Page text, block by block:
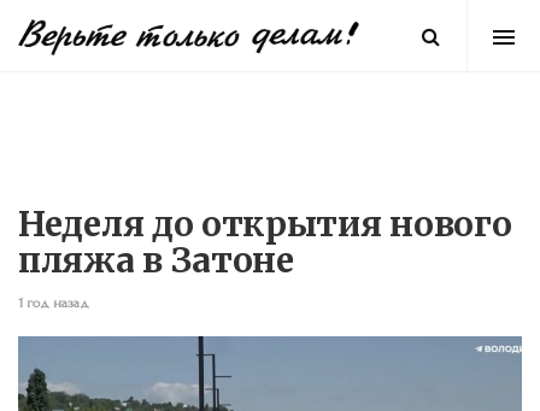
Неделя до открытия нового
пляжа в Затоне
1 год назад